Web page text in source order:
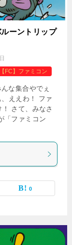
ーントリップ
【FC】ファミコン
な集合やでぇ
ええわ！ ファ
さて、みなさ
「ファミコン
0